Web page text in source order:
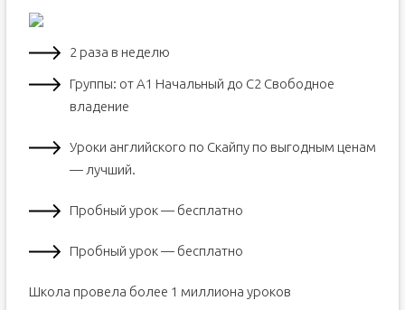
2 раза в неделю
Группы: от А1 Начальный до С2 Свободное
владение
Уроки английского по Скайпу по выгодным ценам
— лучший.
Пробный урок — бесплатно
Пробный урок — бесплатно
Школа провела более 1 миллиона уроков